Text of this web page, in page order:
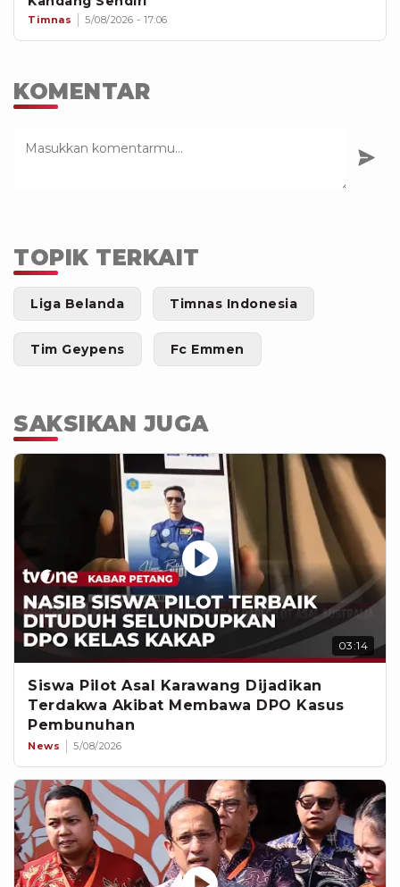
Timnas 5/08/2026 - 17:06
KOMENTAR
TOPIK TERKAIT
Liga Belanda Timnas Indonesia
Tim Geypens Fc Emmen
SAKSIKAN JUGA
03:14
Siswa Pilot Asal Karawang Dijadikan
Terdakwa Akibat Membawa DPO Kasus
Pembunuhan
News 5/08/2026